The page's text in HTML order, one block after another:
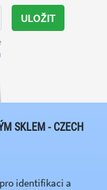
ULOŽIT
SKLEM - CZECH
identifikaci a